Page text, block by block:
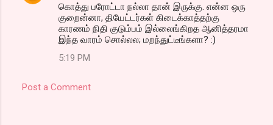
கொத்து பரோட்டா நல்லா தான் இருக்கு. என்ன ஒரு
குறைன்னா, தியேட்டர்கள் கிடைக்காத்தற்கு
காரணம் நிதி குடும்பம் இல்லைங்கிறத ஆனித்தரமா
இந்த வாரம் சொல்லல; மறந்துட்டீங்களா? :)
5:19 PM
Post a Comment